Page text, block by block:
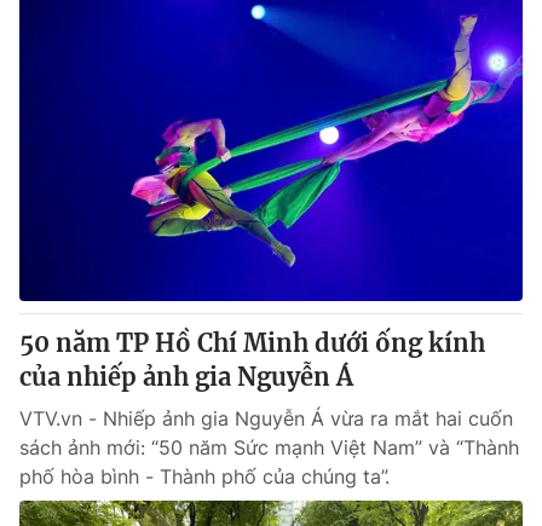
50 năm TP Hồ Chí Minh dưới ống kính
của nhiếp ảnh gia Nguyễn Á
VTV.vn - Nhiếp ảnh gia Nguyễn Á vừa ra mắt hai cuốn
sách ảnh mới: “50 năm Sức mạnh Việt Nam” và “Thành
phố hòa bình - Thành phố của chúng ta”.